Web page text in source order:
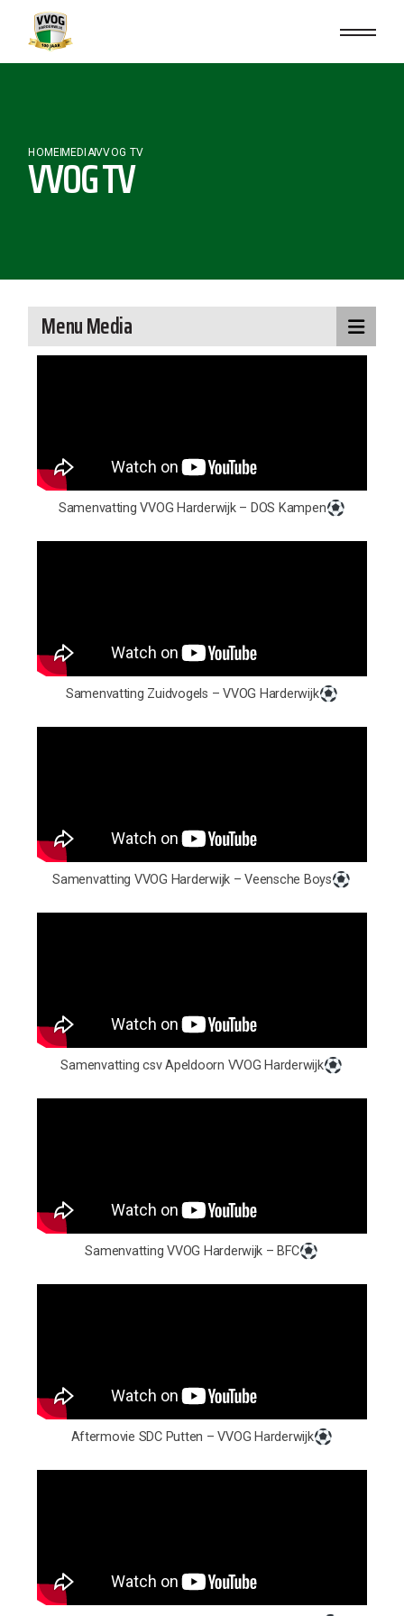
HOME MEDIAVVOG TV
VVOG TV
Samenvatting VVOG Harderwijk – DOS Kampen
Samenvatting Zuidvogels – VVOG Harderwijk
Samenvatting VVOG Harderwijk – Veensche Boys
Samenvatting csv Apeldoorn VVOG Harderwijk
Samenvatting VVOG Harderwijk – BFC
Aftermovie SDC Putten – VVOG Harderwijk
Menu Media